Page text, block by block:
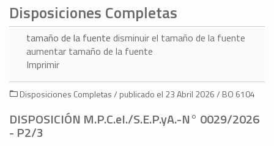
Disposiciones Completas
tamaño de la fuente disminuir el tamaño de la fuente
aumentar tamaño de la fuente
Imprimir
Disposiciones Completas / publicado el 23 Abril 2026 / BO 6104
DISPOSICIÓN M.P.C.eI./S.E.P.yA.-N° 0029/2026
- P2/3